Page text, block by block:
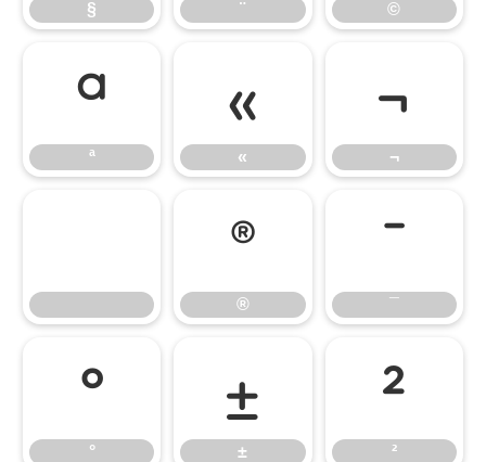
§ ¨ ©
ª
ª
«
«
¬
¬
®
®
¯
¯
°
°
±
±
²
²